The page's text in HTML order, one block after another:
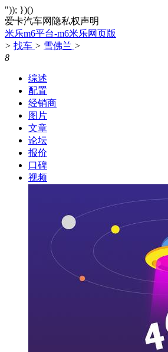
")); })()
爱卡汽车网隐私权声明
米乐m6平台-m6米乐网页版
> 找车 > 雪佛兰 >
8
综述
配置
经销商
图片
文章
论坛
报价
口碑
视频